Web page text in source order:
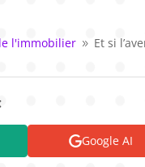
l'immobilier 9 Et si
Google AI